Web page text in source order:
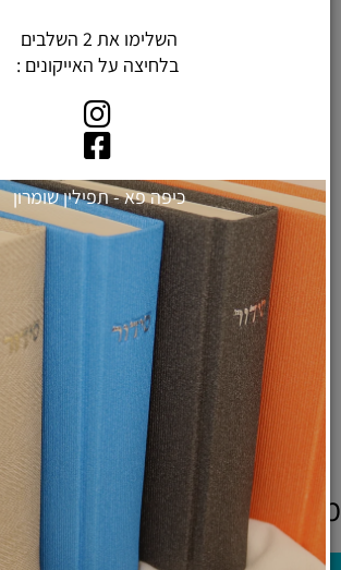
פמוטים מודרניים לשבת מבטון
מעוצב - דגם "קודש"
₪
לרכישה ולפרטים נוספים
מוצרים אחרונים שנצפו
השלימו את 2 השלבים
בלחיצה על האייקונים :
כיפה פא - תפילין שומרון